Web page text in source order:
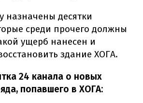
назначены десятки
среди прочего должны
ущерб нанесен и
здание ХОГА.
24 канала о новых
попавшего в ХОГА: